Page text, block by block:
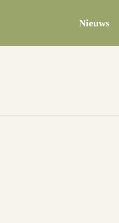
Nieuws